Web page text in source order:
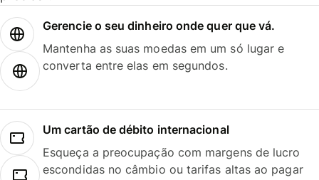
Gerencie o seu dinheiro onde quer que vá.
Mantenha as suas moedas em um só lugar e
converta entre elas em segundos.
Um cartão de débito internacional
Esqueça a preocupação com margens de lucro
escondidas no câmbio ou tarifas altas ao pagar